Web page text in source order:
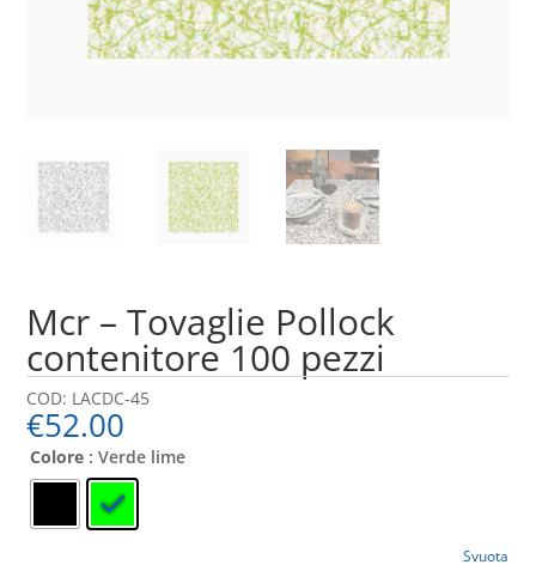
Mcr – Tovaglie Pollock
contenitore 100 pezzi
COD: LACDC-45
€52.00
Colore : Verde lime
Svuota